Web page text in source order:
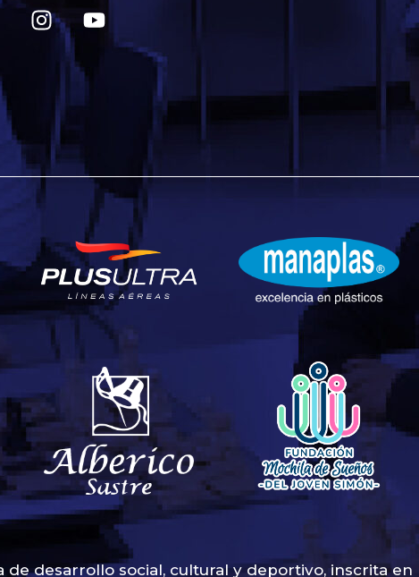
desarrollo social, cultural y deportivo, inscrita en